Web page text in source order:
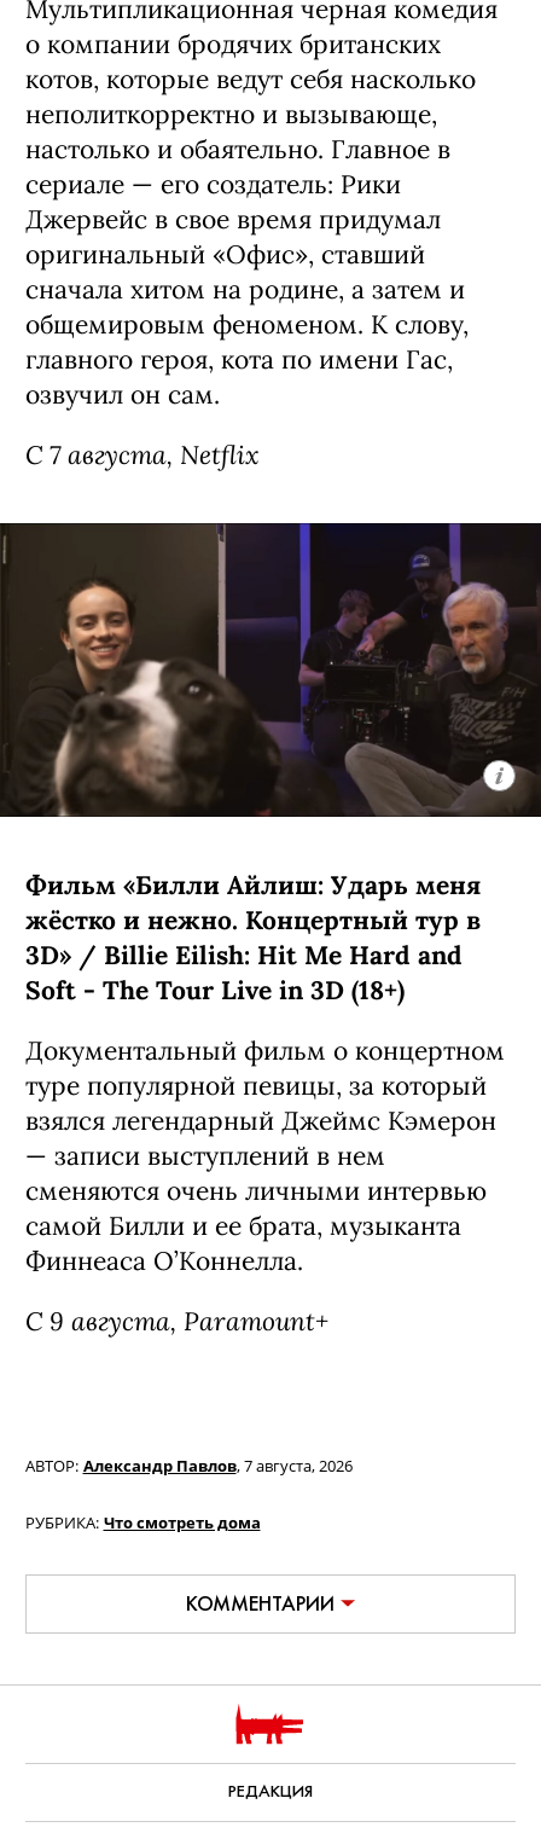
дочери. Четвертую порцию их
приключений создатели уже
анонсировали заранее:
предварительно, она выйдет в
следующем году.
С 6 августа, Netflix
Сериал «Рики Джервейс: Уличные
коты» / Ricky Gervais Alley Cats,
премьера (18+)
Мультипликационная черная комедия
о компании бродячих британских
неполиткорректно и вызывающе,
настолько и обаятельно. Главное в
сериале — его создатель: Рики
Джервейс в свое время придумал
сначала хитом на родине, а затем и
общемировым феноменом. К слову,
главного героя, кота по имени Гас,
озвучил он сам.
C 7 августа, Netflix
Фильм «Билли Айлиш: Ударь меня
жёстко и нежно. Концертный тур в
3D» / Billie Eilish: Hit Me Hard and
Soft - The Tour Live in 3D (18+)